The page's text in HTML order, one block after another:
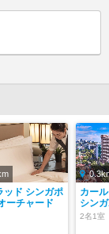
ッド シンガポ
ーチャード
カー
シン
2名1室